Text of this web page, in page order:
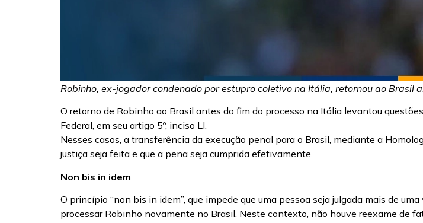
Robinho, ex-jogador condenado por estupro coletivo na Itália, retornou ao Brasil
O retorno de Robinho ao Brasil antes do fim do processo na Itália levantou
Federal, em seu artigo 5º, inciso LI.
Nesses casos, a transferência da execução penal para o Brasil, mediante a
justiça seja feita e que a pena seja cumprida efetivamente.
Non bis in idem
O princípio “non bis in idem”, que impede que uma pessoa seja julgada mais de
processar Robinho novamente no Brasil. Neste contexto, não houve reexame de